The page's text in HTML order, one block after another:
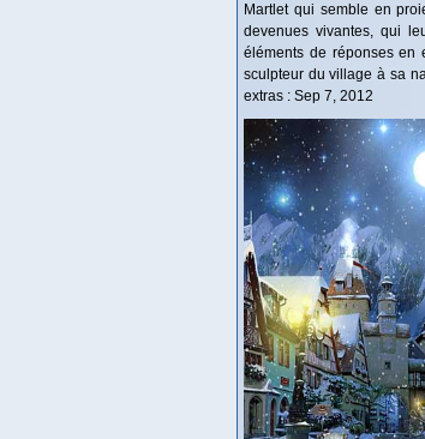
Martlet qui semble en
devenues vivantes, qui
éléments de réponses en
sculpteur du village à sa
extras : Sep 7, 2012